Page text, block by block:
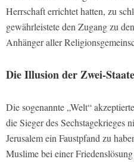
Herrschaft errichtet hatten, zu
gewährleistete den Zugang zu
Anhänger aller
Die Illusion der Zwei-
Die sogenannte „Welt“
die Sieger des Sechstagekrieges
Jerusalem ein Faustpfand zu
Muslime bei einer